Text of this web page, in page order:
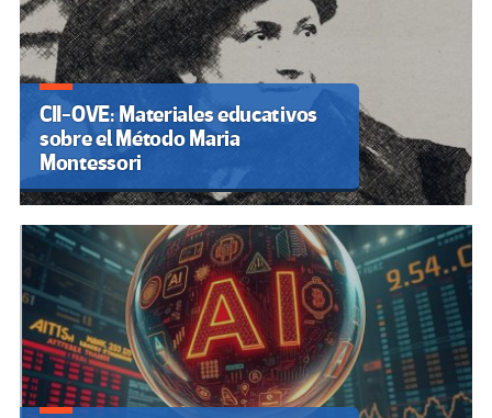
CII-OVE: Materiales educativos
sobre el Método Maria
Montessori